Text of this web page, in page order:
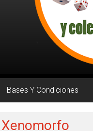
Bases Y Condiciones